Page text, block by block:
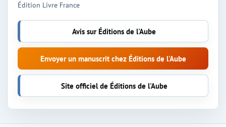
Édition Livre France
Avis sur Éditions de l'Aube
Envoyer un manuscrit chez Éditions de l'Aube
Site officiel de Éditions de l'Aube